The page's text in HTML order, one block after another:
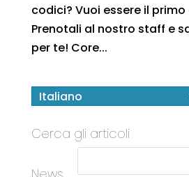
codici? Vuoi essere il primo
Prenotali al nostro staff e
per te! Core...
Italiano
Cerca gli articoli